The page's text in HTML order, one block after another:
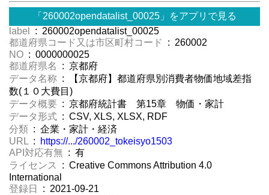
「260002opendatalist_00025」をアプリで見る
label
: 260002opendatalist_00025
都道府県コード又は市区町村コード
: 260002
NO : 0000000025
都道府県名
: 京都府
データ名称 : 【京都府】都道府県別消費者物価地域差指
数(１０大費目)
データ概要 : 京都府統計書 第15章 物価・家計
データ形式 : CSV, XLS, XLSX, RDF
分類 : 企業・家計・経済
URL :
https://.../260002_tokeisyo1503
API対応有無 : 有
ライセンス
: Creative Commons Attribution 4.0
International
登録日
: 2021-09-21